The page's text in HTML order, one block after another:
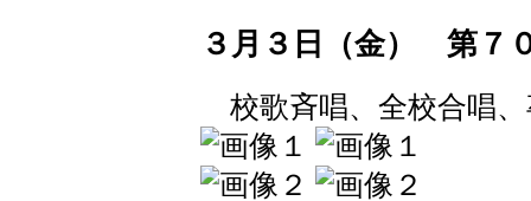
３月３日（金） 第７
校歌斉唱、全校合唱